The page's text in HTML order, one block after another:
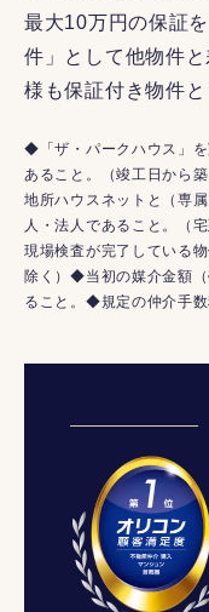
最大10万円の保証
件」として他物件
様も保証付き物件
◆「ザ・パークハウス」
あること。（竣工日から
地所ハウスネットと（専
人・法人であること。（
現場検査が完了している
除く）◆当初の媒介金額
ること。◆規定の仲介手数